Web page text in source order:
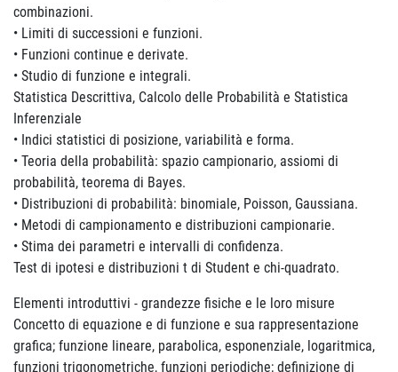
combinazioni.
• Limiti di successioni e funzioni.
• Funzioni continue e derivate.
• Studio di funzione e integrali.
Statistica Descrittiva, Calcolo delle Probabilità e Statistica
Inferenziale
• Indici statistici di posizione, variabilità e forma.
• Teoria della probabilità: spazio campionario, assiomi di
probabilità, teorema di Bayes.
• Distribuzioni di probabilità: binomiale, Poisson, Gaussiana.
• Metodi di campionamento e distribuzioni campionarie.
• Stima dei parametri e intervalli di confidenza.
Test di ipotesi e distribuzioni t di Student e chi-quadrato.
Elementi introduttivi - grandezze fisiche e le loro misure
Concetto di equazione e di funzione e sua rappresentazione
grafica; funzione lineare, parabolica, esponenziale, logaritmica,
funzioni trigonometriche, funzioni periodiche; definizione di